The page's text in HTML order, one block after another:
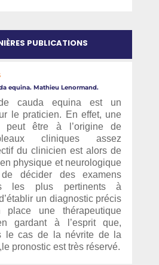
PUBLICATIONS
equina. Mathieu Lenormand.
cauda equina est un
le praticien. En effet, une
peut être à l’origine de
cliniques assez
du clinicien est alors de
physique et neurologique
décider des examens
les plus pertinents à
un diagnostic précis
place une thérapeutique
gardant à l’esprit que,
le cas de la névrite de la
pronostic est très réservé.